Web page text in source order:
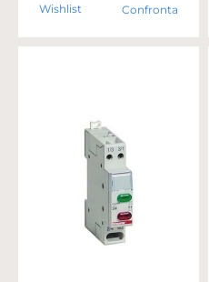
Wishlist Confronta